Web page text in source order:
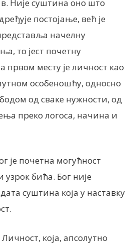
Није суштина оно што
постојање, већ је
начелну
то јест почетну
првом месту је личност као
особеношћу, односно
од сваке нужности, од
преко логоса, начина и
је почетна могућност
узрок бића. Бог није
суштина која у наставку
која, апсолутно